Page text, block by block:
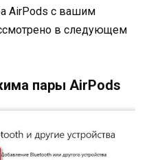
AirPods с вашим
в следующем
пары AirPods